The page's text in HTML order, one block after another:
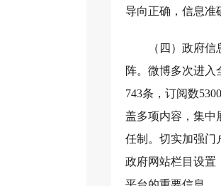
导向正确，信息准
（四）政府
阵。微博多次进入
743条，订阅数
盖多项内容，集中
任制。切实加强门
政府网站栏目设置